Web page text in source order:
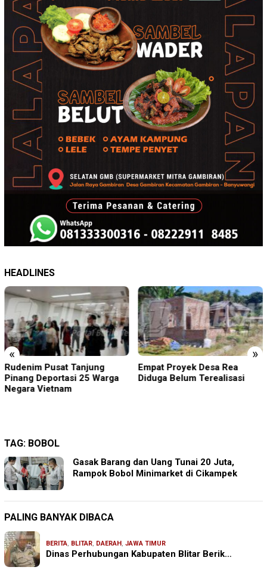
HEADLINES
« »
Rudenim Pusat Tanjung
Pinang Deportasi 25 Warga
Negara Vietnam
Empat Proyek Desa Rea
Diduga Belum Terealisasi
TAG: BOBOL
Gasak Barang dan Uang Tunai 20 Juta,
Rampok Bobol Minimarket di Cikampek
PALING BANYAK DIBACA
BERITA, BLITAR, DAERAH , JAWA TIMUR
Dinas Perhubungan Kabupaten Blitar Berik…